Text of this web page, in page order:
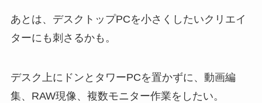
あとは、デスクトップPCを小さくしたいクリエイ
ターにも刺さるかも。
デスク上にドンとタワーPCを置かずに、動画編
集、RAW現像、複数モニター作業をしたい。